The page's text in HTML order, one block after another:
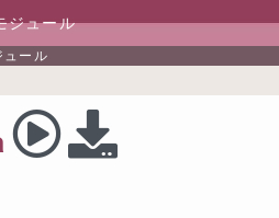
ジュール
ュール